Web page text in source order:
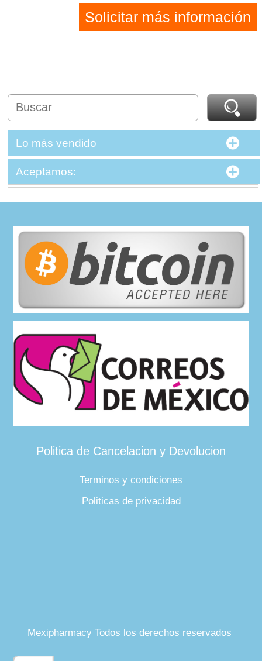
Solicitar más información
Lo más vendido
Aceptamos:
Politica de Cancelacion y Devolucion
Terminos y condiciones
Politicas de privacidad
Mexipharmacy Todos los derechos reservados